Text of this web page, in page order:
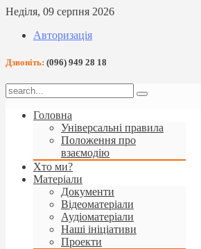
Неділя, 09 серпня 2026
Авторизація
Дзвоніть: (096) 949 28 18
Головна
Універсальні правила
Положення про
взаємодію
Хто ми?
Матеріали
Документи
Відеоматеріали
Аудіоматеріали
Наші ініціативи
Проекти